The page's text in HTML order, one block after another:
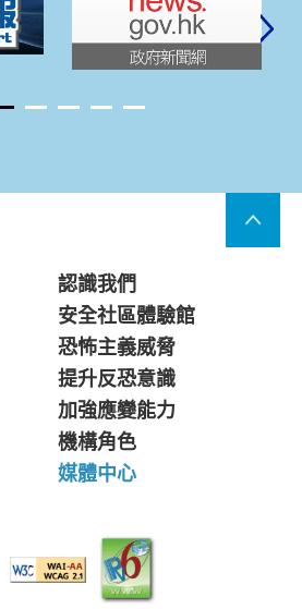
認識我們
安全社區體驗館
恐怖主義威脅
提升反恐意識
加強應變能力
機構角色
媒體中心